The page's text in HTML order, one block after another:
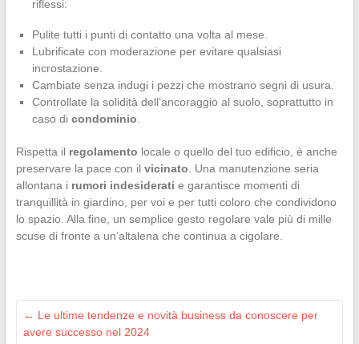
riflessi:
Pulite tutti i punti di contatto una volta al mese.
Lubrificate con moderazione per evitare qualsiasi
incrostazione.
Cambiate senza indugi i pezzi che mostrano segni di usura.
Controllate la solidità dell’ancoraggio al suolo, soprattutto in
caso di condominio
Rispetta il regolamento locale o quello del tuo edificio, è anche
preservare la pace con il vicinato . Una manutenzione seria
allontana i rumori indesiderati e garantisce momenti di
tranquillità in giardino, per voi e per tutti coloro che condividono
lo spazio. Alla fine, un semplice gesto regolare vale più di mille
scuse di fronte a un’altalena che continua a cigolare.
← Le ultime tendenze e novità business da conoscere per
avere successo nel 2024